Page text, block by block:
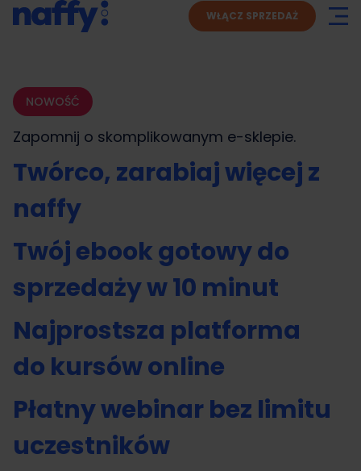
WŁĄCZ SPRZEDAŻ
NOWOŚĆ
Zapomnij o skomplikowanym e-sklepie.
Twórco, zarabiaj więcej z
naffy
Twój ebook gotowy do
sprzedaży w 10 minut
Najprostsza platforma
do kursów online
Płatny webinar bez limitu
uczestników